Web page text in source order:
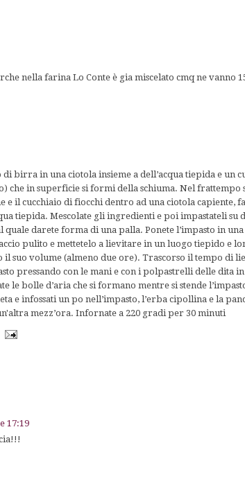
nella farina Lo Conte è gia miscelato cmq ne vanno
birra in una ciotola insieme a dell’acqua tiepida e un
che in superficie si formi della schiuma. Nel frattempo
il cucchiaio di fiocchi dentro ad una ciotola capiente,
tiepida. Mescolate gli ingredienti e poi impastateli su
darete forma di una palla. Ponete l’impasto in
pulito e mettetelo a lievitare in un luogo tiepido e
suo volume (almeno due ore). Trascorso il tempo di
pressando con le mani e con i polpastrelli delle dita
le bolle d’aria che si formano mentre si stende
e infossati un po nell’impasto, l’erba cipollina e la
mezz’ora. Infornate a 220 gradi per 30 minuti
17:19